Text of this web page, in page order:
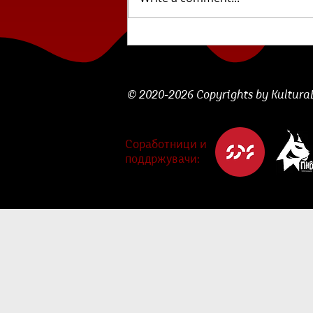
словенечка поезија: „Сѐ
Лара Божак
© 2020-2026 Copyrights by
Соработници и
поддржувачи: